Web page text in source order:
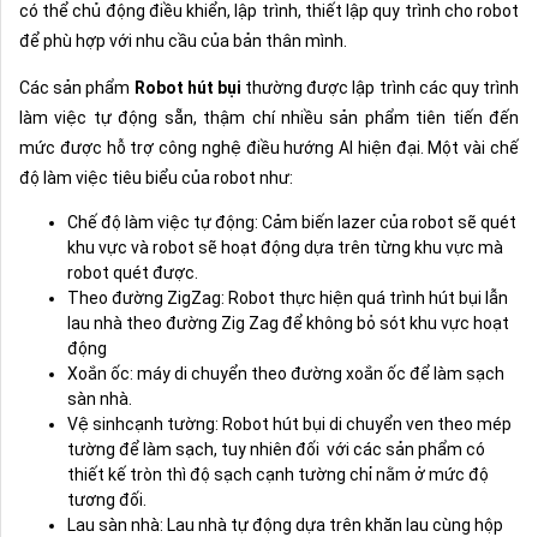
có thể chủ động điều khiển, lập trình, thiết lập quy trình cho robot
để phù hợp với nhu cầu của bản thân mình.
Các sản phẩm Robot hút bụi thường được lập trình các quy trình
làm việc tự động sẵn, thậm chí nhiều sản phẩm tiên tiến đến
mức được hỗ trợ công nghệ điều hướng AI hiện đại. Một vài chế
độ làm việc tiêu biểu của robot như:
Chế độ làm việc tự động: Cảm biến lazer của robot sẽ quét
khu vực và robot sẽ hoạt động dựa trên từng khu vực mà
robot quét được.
Theo đường ZigZag: Robot thực hiện quá trình hút bụi lẫn
lau nhà theo đường Zig Zag để không bỏ sót khu vực hoạt
động
Xoắn ốc: máy di chuyển theo đường xoắn ốc để làm sạch
sàn nhà.
Vệ sinhcạnh tường: Robot hút bụi di chuyển ven theo mép
tường để làm sạch, tuy nhiên đối với các sản phẩm có
thiết kế tròn thì độ sạch cạnh tường chỉ nằm ở mức độ
tương đối.
Lau sàn nhà: Lau nhà tự động dựa trên khăn lau cùng hộp